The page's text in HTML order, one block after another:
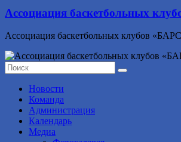
Ассоциация баскетбольных
Ассоциация баскетбольных клубов
Новости
Команда
Администрация
Календарь
Медиа